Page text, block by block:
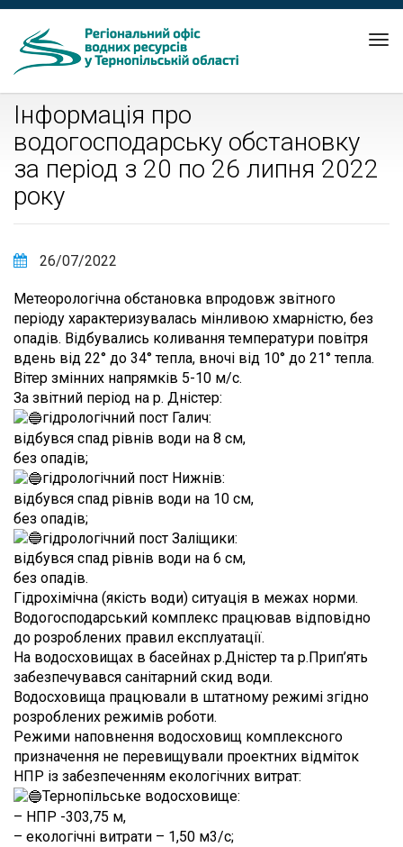
Інформація про
водогосподарську обстановку
за період з 20 по 26 липня 2022
року
26/07/2022
Метеорологічна обстановка впродовж звітного
періоду характеризувалась мінливою хмарністю, без
опадів. Відбувались коливання температури повітря
вдень від 22° до 34° тепла, вночі від 10° до 21° тепла.
Вітер змінних напрямків 5-10 м/с.
За звітний період на р. Дністер:
гідрологічний пост Галич:
відбувся спад рівнів води на 8 см,
без опадів;
гідрологічний пост Нижнів:
відбувся спад рівнів води на 10 см,
без опадів;
гідрологічний пост Заліщики:
відбувся спад рівнів води на 6 см,
без опадів.
Гідрохімічна (якість води) ситуація в межах норми.
Водогосподарський комплекс працював відповідно
до розроблених правил експлуатації.
На водосховищах в басейнах р.Дністер та р.Прип’ять
забезпечувався санітарний скид води.
Водосховища працювали в штатному режимі згідно
розроблених режимів роботи.
Режими наповнення водосховищ комплексного
призначення не перевищували проектних відміток
НПР із забезпеченням екологічних витрат:
Тернопільське водосховище:
– НПР -303,75 м,
– екологічні витрати – 1,50 м3/с;